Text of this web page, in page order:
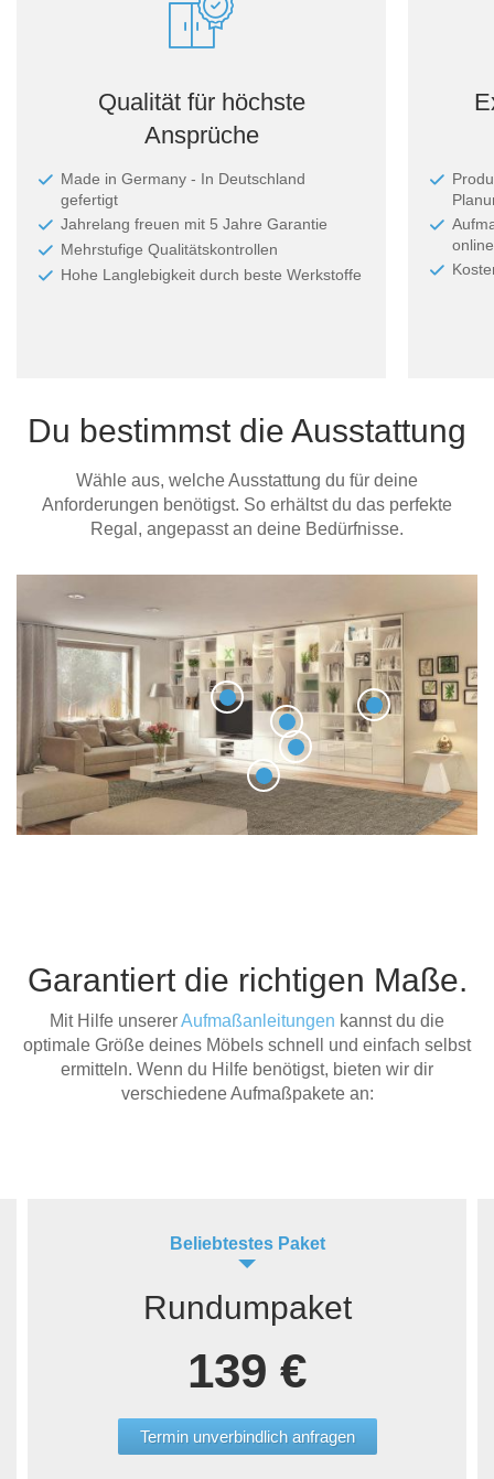
Qualität für höchste
Ansprüche
Made in Germany - In Deutschland
gefertigt
Jahrelang freuen mit 5 Jahre Garantie
Mehrstufige Qualitätskontrollen
Hohe Langlebigkeit durch beste Werkstoffe
Du bestimmst die Ausstattung
Wähle aus, welche Ausstattung du für deine
Anforderungen benötigst. So erhältst du das perfekte
Regal, angepasst an deine Bedürfnisse.
Garantiert die richtigen Maße.
Mit Hilfe unsererAufmaßanleitungen kannst du die
optimale Größe deines Möbels schnell und einfach selbst
ermitteln. Wenn du Hilfe benötigst, bieten wir dir
verschiedene Aufmaßpakete an:
Beliebtestes Paket
Rundumpaket
139 €
Termin unverbindlich anfragen